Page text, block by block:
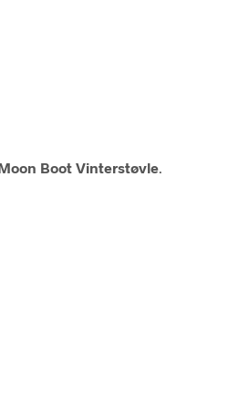
Boot Vinterstøvle